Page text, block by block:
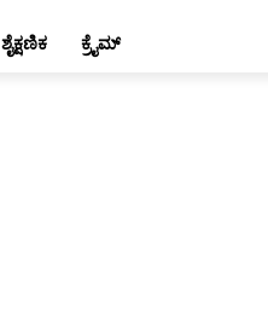
ಶೈಕ್ಷಣಿಕ ಕ್ರೈಮ್